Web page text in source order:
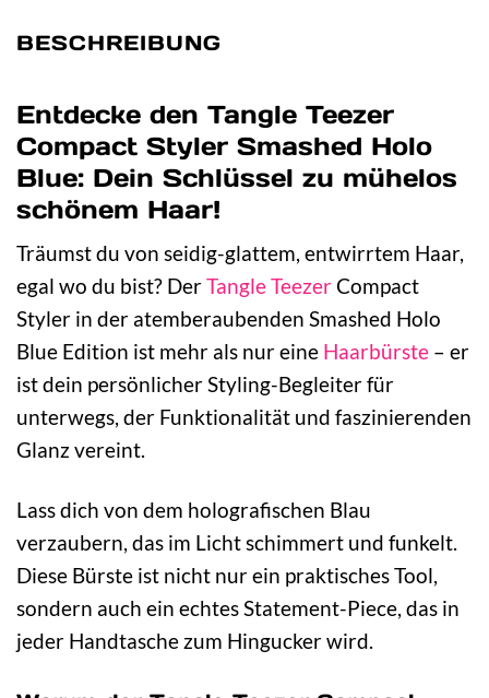
BESCHREIBUNG
Entdecke den Tangle Teezer
Compact Styler Smashed Holo
Blue: Dein Schlüssel zu mühelos
schönem Haar!
Träumst du von seidig-glattem, entwirrtem Haar,
egal wo du bist? DerTangle TeezerCompact
Styler in der atemberaubenden Smashed Holo
Blue Edition ist mehr als nur eine Haarbürste – er
ist dein persönlicher Styling-Begleiter für
unterwegs, der Funktionalität und faszinierenden
Glanz vereint.
Lass dich von dem holografischen Blau
verzaubern, das im Licht schimmert und funkelt.
Diese Bürste ist nicht nur ein praktisches Tool,
sondern auch ein echtes Statement-Piece, das in
jeder Handtasche zum Hingucker wird.